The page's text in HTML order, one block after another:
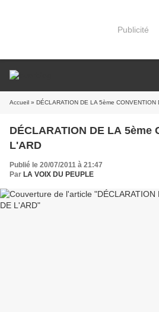
Publicité
Accueil » DÉCLARATION DE LA 5ème CONVENTION
DÉCLARATION DE LA 5ème
L'ARD
Publié le 20/07/2011 à 21:47
Par LA VOIX DU PEUPLE